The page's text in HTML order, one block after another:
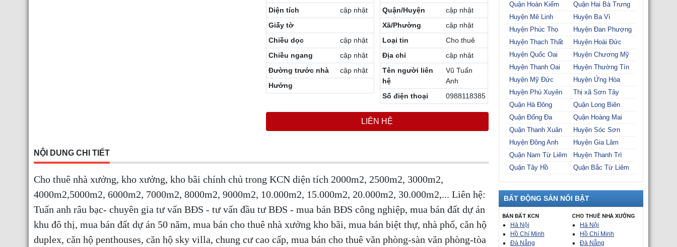
Diện tích
cập nhật
Giấy tờ
Chiều dọc
cập nhật
Chiều ngang
cập nhật
Đường trước nhà
cập nhật
Hướng
Quận/Huyện
cập nhật
Xã/Phường
cập nhật
Loại tin
Cho thuê
Địa chỉ
cập nhật
Tên người liên
hệ
Vũ Tuấn
Anh
Số điện thoại
0988118385
LIÊN HỆ
NỘI DUNG CHI TIẾT
Cho thuê nhà xưởng, kho xưởng, kho bãi chính chủ trong KCN diện tích 2000m2, 2500m2, 3000m2,
4000m2,5000m2, 6000m2, 7000m2, 8000m2, 9000m2, 10.000m2, 15.000m2, 20.000m2, 30.000m2,... Liên hệ:
Tuấn anh râu bạc- chuyên gia tư vấn BĐS - tư vấn đầu tư BĐS - mua bán BĐS công nghiệp, mua bán đất dự án
khu đô thị, mua bán đất dự án 50 năm, mua bán cho thuê nhà xưởng kho bãi, mua bán biệt thự, nhà phố, căn hộ
duplex, căn hộ penthouses, căn hộ sky villa, chung cư cao cấp, mua bán cho thuê văn phòng-sàn văn phòng-tòa
Quận Hoàn Kiếm
Quận Hai Bà Trưng
Huyện Mê Linh
Huyện Ba Vì
Huyện Phúc Thọ
Huyện Đan Phượng
Huyện Thạch Thất
Huyện Hoài Đức
Huyện Quốc Oai
Huyện Chương Mỹ
Huyện Thanh Oai
Huyện Thường Tín
Huyện Mỹ Đức
Huyện Ứng Hòa
Huyện Phú Xuyên
Thị xã Sơn Tây
Quận Hà Đông
Quận Long Biên
Quận Đống Đa
Quận Hoàng Mai
Quận Thanh Xuân
Huyện Sóc Sơn
Huyện Đông Anh
Huyện Gia Lâm
Quận Nam Từ Liêm
Huyện Thanh Trì
Quận Tây Hồ
Quận Bắc Từ Liêm
BẤT ĐỘNG SẢN NỔI BẬT
BÁN ĐẤT KCN
Hà Nội
Hồ Chí Minh
Đà Nẵng
CHO THUÊ NHÀ XƯỞNG
Hà Nội
Hồ Chí Minh
Đà Nẵng